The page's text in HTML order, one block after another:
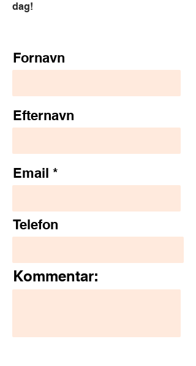
dag!
Fornavn
Efternavn
Email
Telefon
Kommentar: